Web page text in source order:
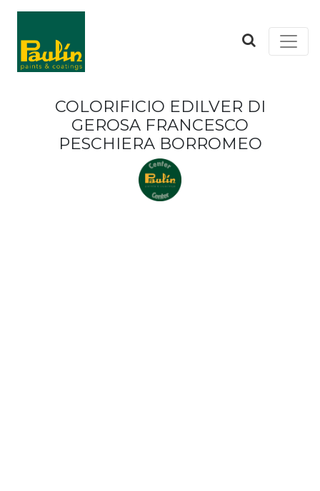
COLORIFICIO EDILVER DI
GEROSA FRANCESCO
PESCHIERA BORROMEO